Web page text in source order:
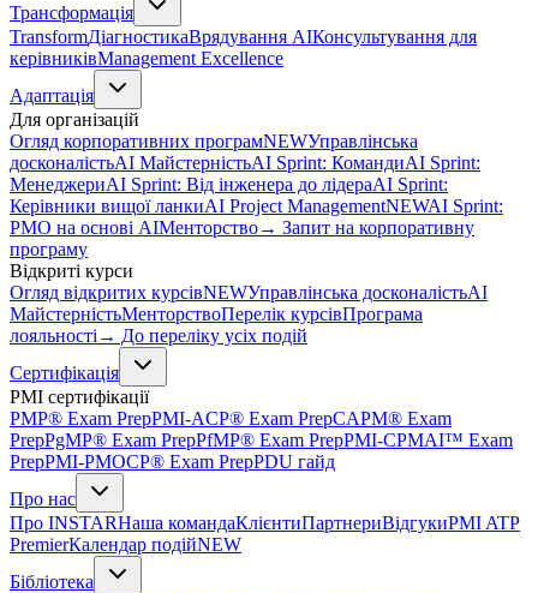
Трансформація
TransformДіагностикаВрядування AIКонсультування для
керівниківManagement Excellence
Адаптація
Для організацій
Огляд корпоративних програмNEWУправлінська
досконалістьAI МайстерністьAI Sprint: КомандиAI Sprint:
МенеджериAI Sprint: Від інженера до лідераAI Sprint:
Керівники вищої ланкиAI Project ManagementNEWAI Sprint:
PMO на основі AIМенторство→ Запит на корпоративну
програму
Відкриті курси
Огляд відкритих курсівNEWУправлінська досконалістьAI
МайстерністьМенторствоПерелік курсівПрограма
лояльності → До переліку усіх подій
Сертифікація
PMI сертифікації
PMP® Exam PrepPMI-ACP® Exam PrepCAPM® Exam
PrepPgMP® Exam PrepPfMP® Exam PrepPMI-CPMAI™ Exam
PrepPMI-PMOCP® Exam PrepPDU гайд
Про нас
Про INSTARНаша командаКлієнтиПартнериВідгукиPMI ATP
PremierКалендар подійNEW
Бібліотека